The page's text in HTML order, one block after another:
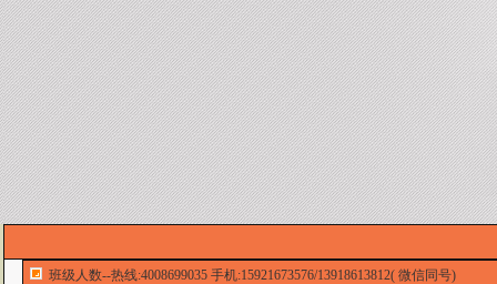
班级人数--热线:4008699035 手机:15921673576/13918613812( 微信同号)